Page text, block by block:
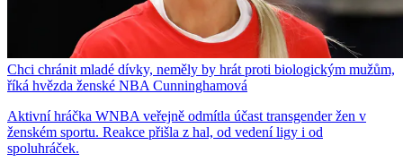
Chci chránit mladé dívky, neměly by hrát proti biologickým mužům,
říká hvězda ženské NBA Cunninghamová
Aktivní hráčka WNBA veřejně odmítla účast transgender žen v
ženském sportu. Reakce přišla z hal, od vedení ligy i od
spoluhráček.